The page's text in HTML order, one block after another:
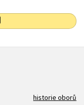
historie oborů